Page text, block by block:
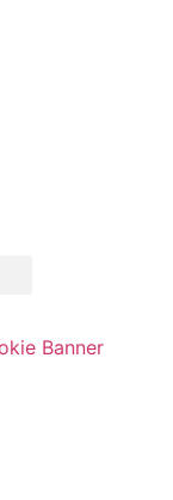
Banner